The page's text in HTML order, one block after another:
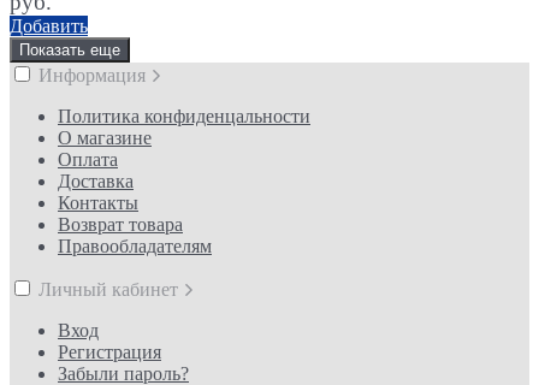
Добавить
Показать еще
Информация
Политика конфиденцальности
О магазине
Оплата
Доставка
Контакты
Возврат товара
Правообладателям
Личный кабинет
Вход
Регистрация
Забыли пароль?